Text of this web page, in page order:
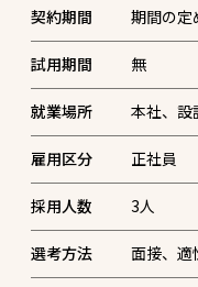
契約期間 期間の定
試用期間 無
就業場所
雇用区分 正社員
採用人数 3人
選考方法 面接、適